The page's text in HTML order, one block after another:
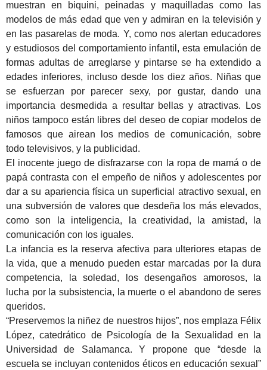
muestran en biquini, peinadas y maquilladas como las
modelos de más edad que ven y admiran en la televisión y
en las pasarelas de moda. Y, como nos alertan educadores
y estudiosos del comportamiento infantil, esta emulación de
formas adultas de arreglarse y pintarse se ha extendido a
edades inferiores, incluso desde los diez años. Niñas que
se esfuerzan por parecer sexy, por gustar, dando una
importancia desmedida a resultar bellas y atractivas. Los
niños tampoco están libres del deseo de copiar modelos de
famosos que airean los medios de comunicación, sobre
todo televisivos, y la publicidad.
El inocente juego de disfrazarse con la ropa de mamá o de
papá contrasta con el empeño de niños y adolescentes por
dar a su apariencia física un superficial atractivo sexual, en
una subversión de valores que desdeña los más elevados,
como son la inteligencia, la creatividad, la amistad, la
comunicación con los iguales.
La infancia es la reserva afectiva para ulteriores etapas de
la vida, que a menudo pueden estar marcadas por la dura
competencia, la soledad, los desengaños amorosos, la
lucha por la subsistencia, la muerte o el abandono de seres
queridos.
“Preservemos la niñez de nuestros hijos”, nos emplaza Félix
López, catedrático de Psicología de la Sexualidad en la
Universidad de Salamanca. Y propone que “desde la
escuela se incluyan contenidos éticos en educación sexual”